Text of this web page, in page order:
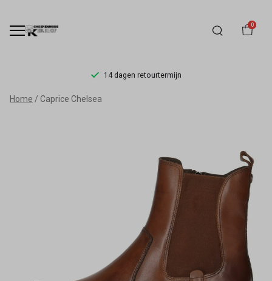
0
14 dagen retourtermijn
Caprice
Home Caprice Chelsea